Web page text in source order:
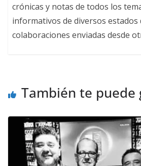
crónicas y notas de todos los
informativos de diversos estados
colaboraciones enviadas desde
También te puede